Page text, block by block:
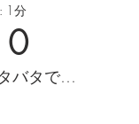
1分
バタで…